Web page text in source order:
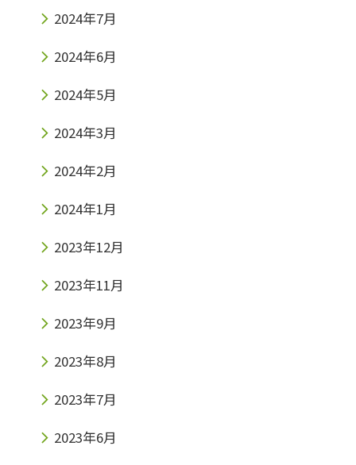
2024年7月
2024年6月
2024年5月
2024年3月
2024年2月
2024年1月
2023年12月
2023年11月
2023年9月
2023年8月
2023年7月
2023年6月